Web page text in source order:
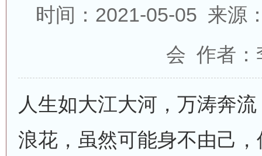
时间：2021-05-05 来源
会 作者：
人生如大江大河，万涛奔
浪花，虽然可能身不由己